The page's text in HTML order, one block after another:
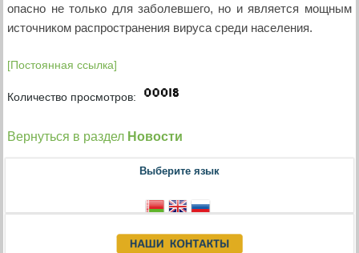
опасно не только для заболевшего, но и является мощным
источником распространения вируса среди населения.
[Постоянная ссылка]
Количество просмотров:
Вернуться в раздел Новости
Выберите язык